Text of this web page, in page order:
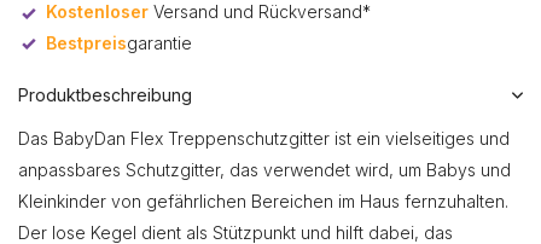
Kostenloser Versand und Rückversand*
Bestpreisgarantie
Produktbeschreibung
Das BabyDan Flex Treppenschutzgitter ist ein vielseitiges und
anpassbares Schutzgitter, das verwendet wird, um Babys und
Kleinkinder von gefährlichen Bereichen im Haus fernzuhalten.
Der lose Kegel dient als Stützpunkt und hilft dabei, das